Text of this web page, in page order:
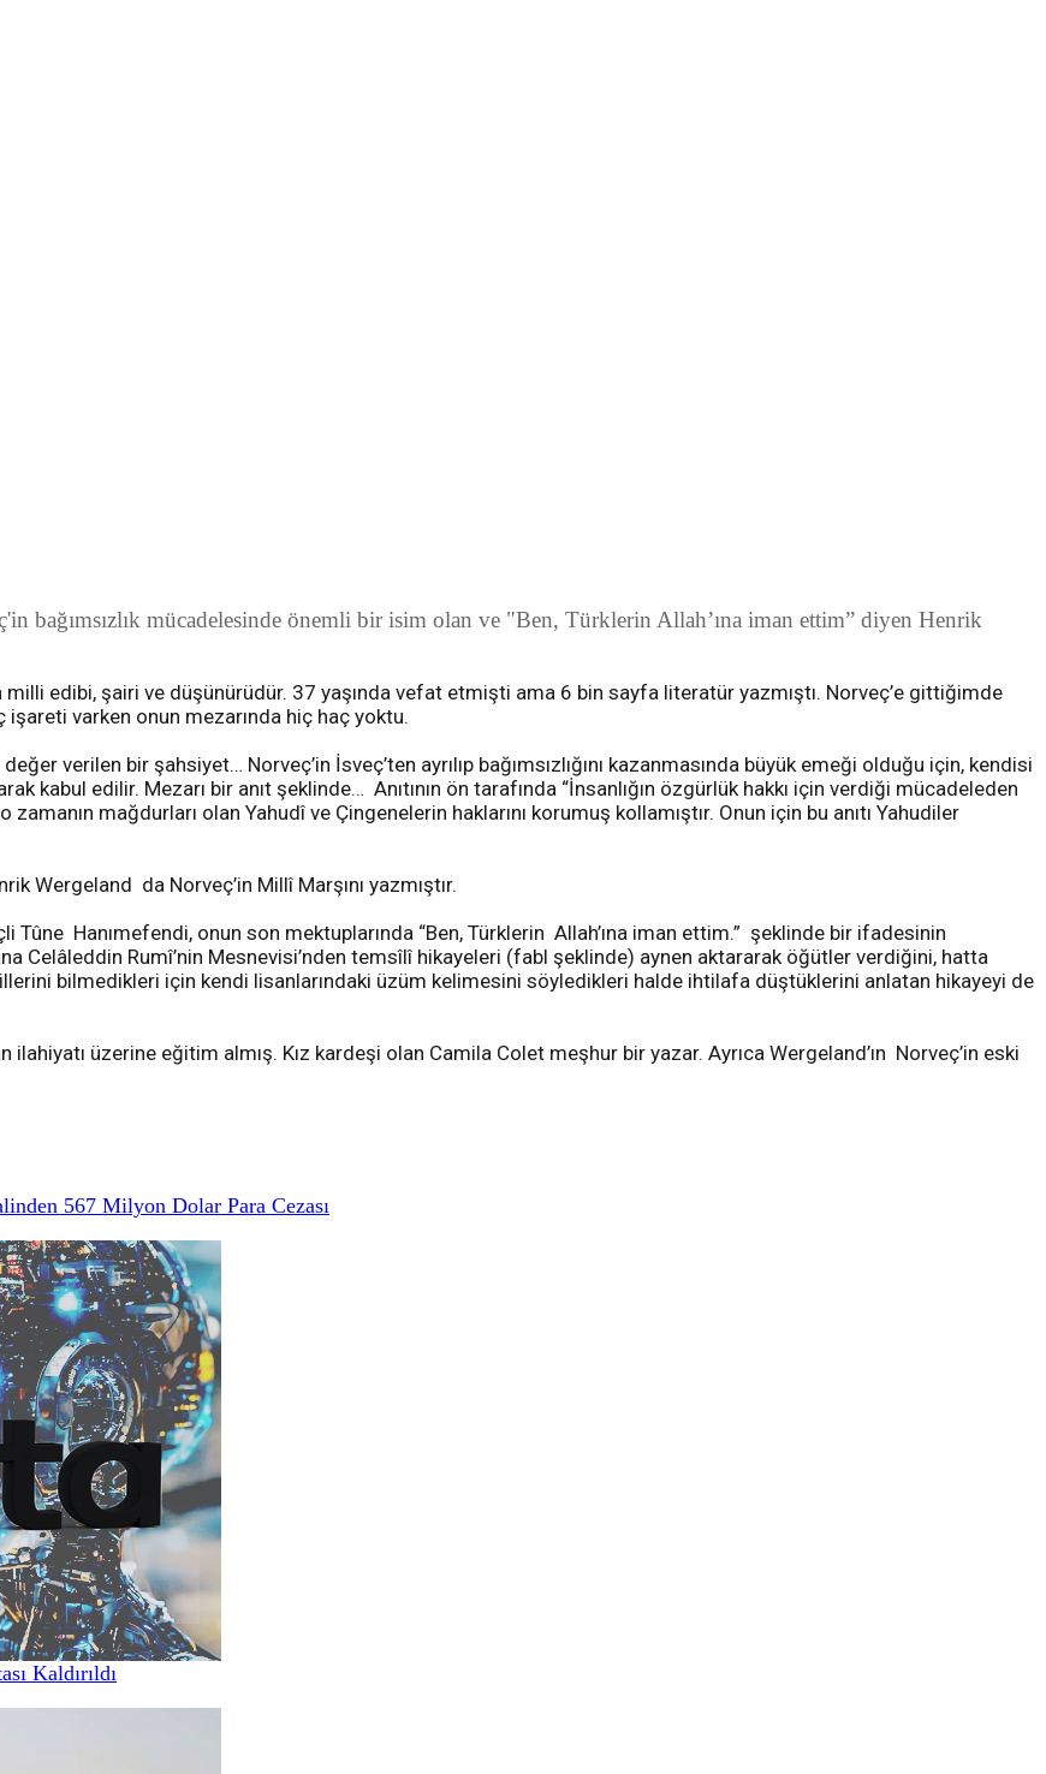
bağımsızlık mücadelesinde önemli bir isim olan ve "Ben, Türklerin Allah’ına iman ettim” diyen Henrik
edibi, şairi ve düşünürüdür. 37 yaşında vefat etmişti ama 6 bin sayfa literatür yazmıştı. Norveç’e gittiğimde
varken onun mezarında hiç haç yoktu.
verilen bir şahsiyet… Norveç’in İsveç’ten ayrılıp bağımsızlığını kazanmasında büyük emeği olduğu için, kendisi
kabul edilir. Mezarı bir anıt şeklinde… Anıtının ön tarafında “İnsanlığın özgürlük hakkı için verdiği mücadeleden
zamanın mağdurları olan Yahudî ve Çingenelerin haklarını korumuş kollamıştır. Onun için bu anıtı Yahudiler
da Norveç’in Millî Marşını yazmıştır.
Hanımefendi, onun son mektuplarında “Ben, Türklerin Allah’ına iman ettim.” şeklinde bir ifadesinin
Celâleddin Rumî’nin Mesnevisi’nden temsîlî hikayeleri (fabl şeklinde) aynen aktararak öğütler verdiğini, hatta
bilmedikleri için kendi lisanlarındaki üzüm kelimesini söyledikleri halde ihtilafa düştüklerini anlatan hikayeyi de
üzerine eğitim almış. Kız kardeşi olan Camila Colet meşhur bir yazar. Ayrıca Wergeland’ın Norveç’in eski
567 Milyon Dolar Para Cezası
Kaldırıldı